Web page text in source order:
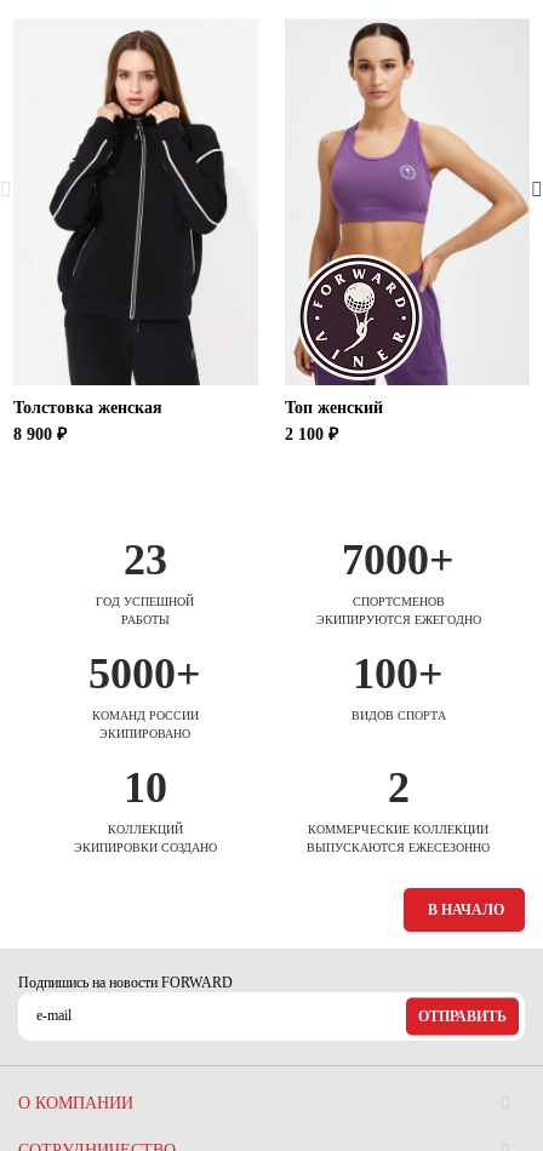
Толстовка женская
8 900 ₽
Топ женский
2 100 ₽
23
ГОД УСПЕШНОЙ
РАБОТЫ
7000+
СПОРТСМЕНОВ
ЭКИПИРУЮТСЯ ЕЖЕГОДНО
5000+
КОМАНД РОССИИ
ЭКИПИРОВАНО
100+
ВИДОВ СПОРТА
10
КОЛЛЕКЦИЙ
ЭКИПИРОВКИ СОЗДАНО
2
КОММЕРЧЕСКИЕ КОЛЛЕКЦИИ
ВЫПУСКАЮТСЯ ЕЖЕСЕЗОННО
В НАЧАЛО
Подпишись на новости FORWARD
ОТПРАВИТЬ
О КОМПАНИИ